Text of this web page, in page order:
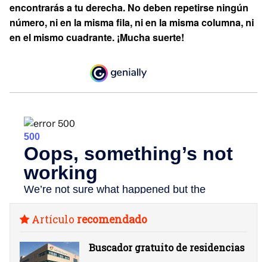
encontrarás a tu derecha. No deben repetirse ningún
número, ni en la misma fila, ni en la misma columna, ni
en el mismo cuadrante. ¡Mucha suerte!
Artículo recomendado
Buscador gratuito de residencias